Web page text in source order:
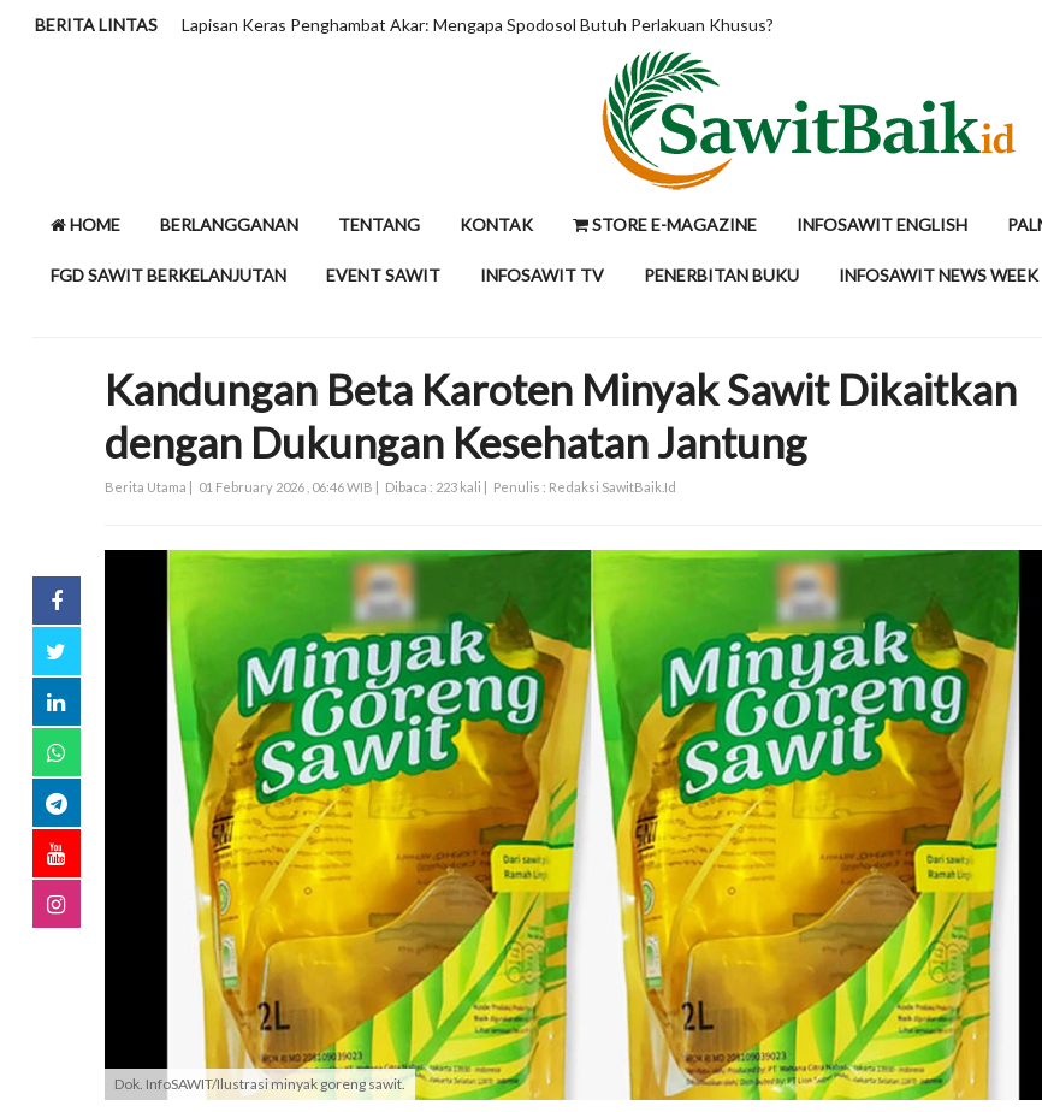
BERITA LINTAS
Khusus? HLIB Tahan Proyeksi CPO di RM4.200 per Ton, Tunggu Kepastian Mandatori B50
HOME BERLANGGANAN TENTANG KONTAK STORE E-MAGAZINE INFOSAWIT ENGLISH
FGD SAWIT BERKELANJUTAN EVENT SAWIT INFOSAWIT TV PENERBITAN BUKU INFOSAWIT NEWS WEEK
Kandungan Beta Karoten Minyak Sawit Dikaitkan
dengan Dukungan Kesehatan Jantung
Berita Utama | 01 February 2026 , 06:46 WIB | Dibaca : 223 kali | Penulis : Redaksi SawitBaik.Id
Dok. InfoSAWIT/Ilustrasi minyak goreng sawit.